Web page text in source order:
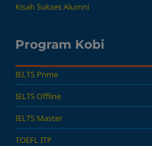
Kisah Sukses Alumni
Program Kobi
IELTS Prime
IELTS Offline
IELTS Master
TOEFL ITP